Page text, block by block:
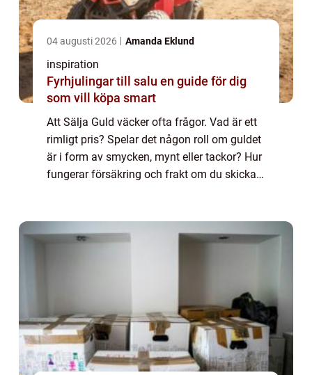
04 augusti 2026 Amanda Eklund
inspiration
Fyrhjulingar till salu en guide för dig
som vill köpa smart
Att Sälja Guld väcker ofta frågor. Vad är ett
rimligt pris? Spelar det någon roll om guldet
är i form av smycken, mynt eller tackor? Hur
fungerar försäkring och frakt om du skickar